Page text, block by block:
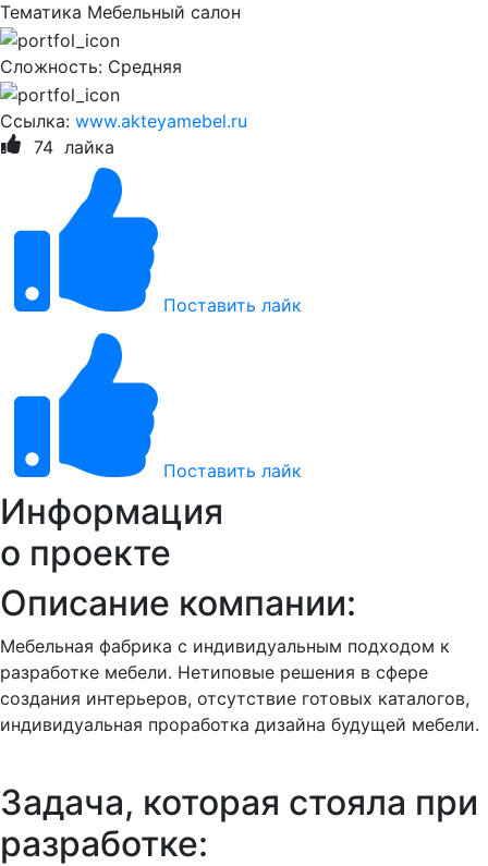
Тематика Мебельный салон
Сложность: Cредняя
Ссылка: www.akteyamebel.ru
74 лайка
Поставить лайк
Поставить лайк
Информация
о проекте
Описание компании:
Мебельная фабрика с индивидуальным подходом к
разработке мебели. Нетиповые решения в сфере
создания интерьеров, отсутствие готовых каталогов,
индивидуальная проработка дизайна будущей мебели.
Задача, которая стояла при
разработке: